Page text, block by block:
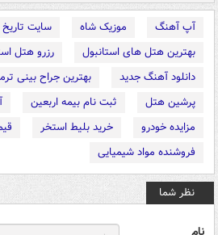
آپ آهنگ موزیک شاه
سایت تاریخ
بهترین هتل های استانبول
رزرو هتل
دانلود آهنگ جدید
بهترین جراح بینی
پرشین هتل
ثبت نام بیمه اربعین
مزایده خودرو
خرید بلیط استخر
فروشنده مواد شیمیایی
نظر شما